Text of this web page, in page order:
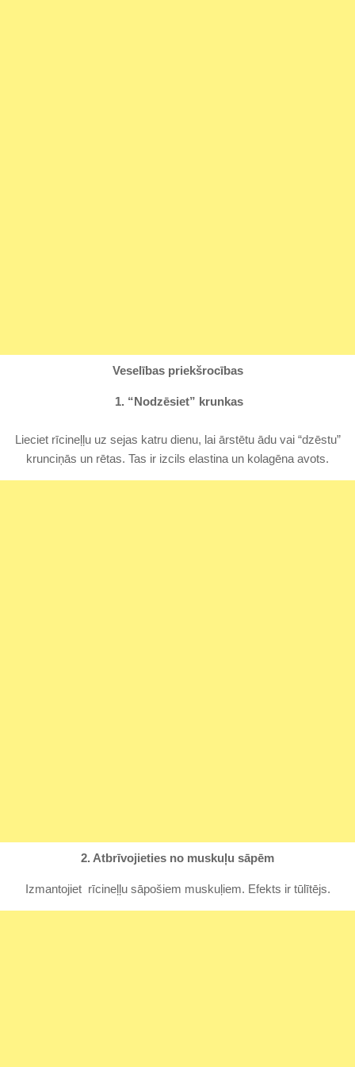
Veselības priekšrocības
1. “Nodzēsiet” krunkas
Lieciet rīcineļļu uz sejas katru dienu, lai ārstētu ādu vai “dzēstu”
krunciņās un rētas. Tas ir izcils elastina un kolagēna avots.
2. Atbrīvojieties no muskuļu sāpēm
Izmantojiet rīcineļļu sāpošiem muskuļiem. Efekts ir tūlītējs.